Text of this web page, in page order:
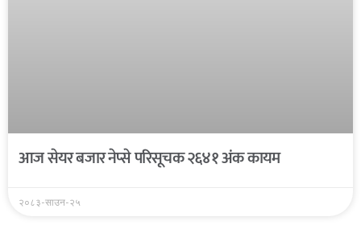
आज सेयर बजार नेप्से परिसूचक २६४१ अंक कायम
२०८३-साउन-२५